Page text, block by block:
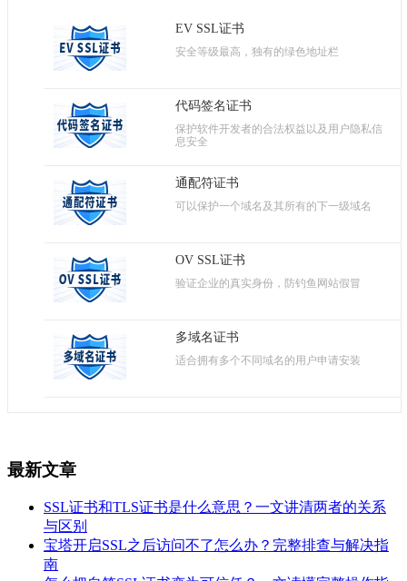
EV SSL证书
安全等级最高，独有的绿色地址栏
代码签名证书
保护软件开发者的合法权益以及用户隐私信
息安全
通配符证书
可以保护一个域名及其所有的下一级域名
OV SSL证书
验证企业的真实身份，防钓鱼网站假冒
多域名证书
适合拥有多个不同域名的用户申请安装
最新文章
SSL证书和TLS证书是什么意思？一文讲清两者的关系
与区别
宝塔开启SSL之后访问不了怎么办？完整排查与解决指
南